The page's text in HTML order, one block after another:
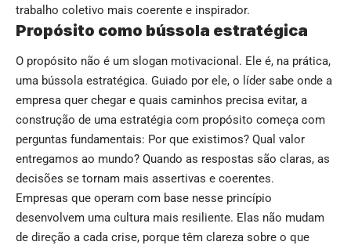
trabalho coletivo mais coerente e inspirador.
Propósito como bússola estratégica
O propósito não é um slogan motivacional. Ele é, na prática,
uma bússola estratégica. Guiado por ele, o líder sabe onde a
empresa quer chegar e quais caminhos precisa evitar, a
construção de uma estratégia com propósito começa com
perguntas fundamentais: Por que existimos? Qual valor
entregamos ao mundo? Quando as respostas são claras, as
decisões se tornam mais assertivas e coerentes.
Empresas que operam com base nesse princípio
desenvolvem uma cultura mais resiliente. Elas não mudam
de direção a cada crise, porque têm clareza sobre o que